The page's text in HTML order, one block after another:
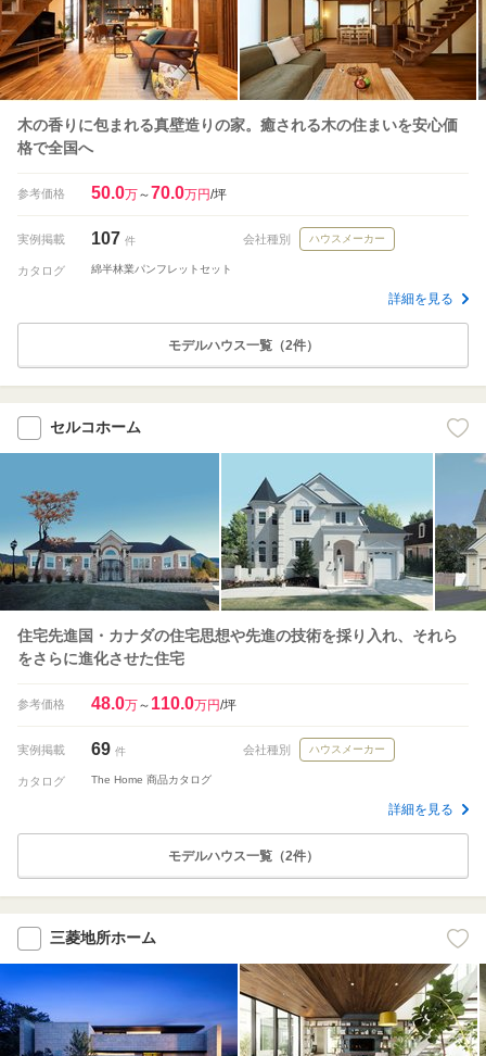
木の香りに包まれる真壁造りの家。癒される木の住まいを安心価
格で全国へ
参考価格 50.0万～70.0万円/坪
実例掲載 107 件 会社種別 ハウスメーカー
カタログ 綿半林業パンフレットセット
詳細を見る
モデルハウス一覧（2件）
セルコホーム
住宅先進国・カナダの住宅思想や先進の技術を採り入れ、それら
をさらに進化させた住宅
参考価格 48.0万～ 110.0万円/坪
実例掲載 69 件 会社種別 ハウスメーカー
カタログ The Home 商品カタログ
詳細を見る
モデルハウス一覧（2件）
三菱地所ホーム